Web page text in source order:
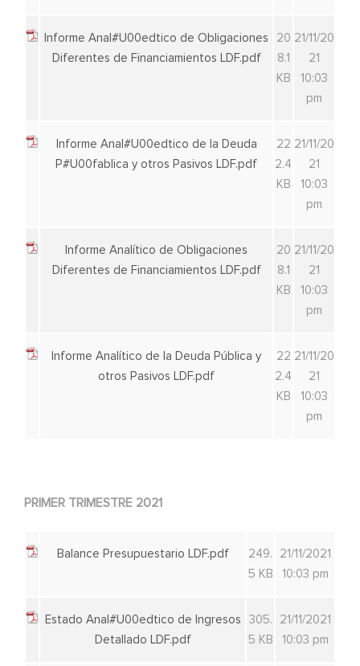
Informe Anal#U00edtico de Obligaciones
Diferentes de Financiamientos LDF.pdf
20
8.1
KB
21/11/20
21
10:03
pm
Informe Anal#U00edtico de la Deuda
P#U00fablica y otros Pasivos LDF.pdf
22
2.4
KB
21/11/20
21
10:03
pm
Informe Analítico de Obligaciones
Diferentes de Financiamientos LDF.pdf
20
8.1
KB
21/11/20
21
10:03
pm
Informe Analítico de la Deuda Pública y
otros Pasivos LDF.pdf
22
2.4
KB
21/11/20
21
10:03
pm
PRIMER TRIMESTRE 2021
Balance Presupuestario LDF.pdf
249.
5 KB
21/11/2021
10:03 pm
Estado Anal#U00edtico de Ingresos
Detallado LDF.pdf
305.
5 KB
21/11/2021
10:03 pm